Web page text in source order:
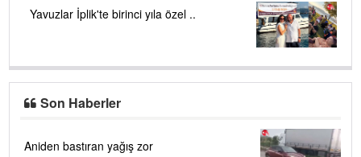
Yavuzlar İplik'te birinci yıla özel ..
Son Haberler
Aniden bastıran yağış zor